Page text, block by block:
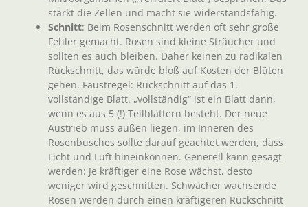
stärkt die Zellen und macht sie widerstandsfähig.
Schnitt: Beim Rosenschnitt werden oft sehr große
Fehler gemacht. Rosen sind kleine Sträucher und
sollten es auch bleiben. Daher keinen zu radikalen
Rückschnitt, das würde bloß auf Kosten der Blüten
gehen. Faustregel: Rückschnitt auf das 1.
vollständige Blatt. „vollständig“ ist ein Blatt dann,
wenn es aus 5 (!) Teilblättern besteht. Der neue
Austrieb muss außen liegen, im Inneren des
Rosenbusches sollte darauf geachtet werden, dass
Licht und Luft hineinkönnen. Generell kann gesagt
werden: Je kräftiger eine Rose wächst, desto
weniger wird geschnitten. Schwächer wachsende
Rosen werden durch einen kräftigeren Rückschnitt